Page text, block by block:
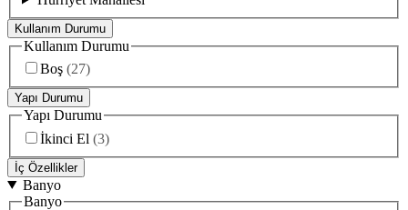
Kullanım Durumu
Kullanım Durumu
Boş (27)
Yapı Durumu
Yapı Durumu
İkinci El (3)
İç Özellikler
Banyo
Banyo